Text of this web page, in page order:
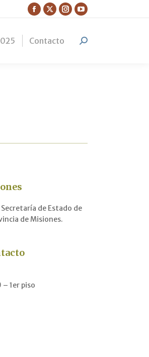
Facebook
opens
X
opens
Instagram
opens
YouTube
opens
Contacto Search:
de Estado de
de Misiones.
1er piso